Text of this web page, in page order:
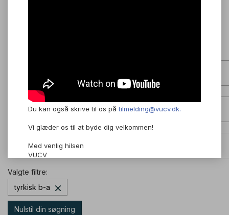
HF, AVU, FVU eller ordblindeundervisning?
Hvilke fag?
Valgte filtre:
tyrkisk b-a
Nulstil din søgning
Du kan også skrive til os påtilmelding@vucv.dk.
Vi glæder os til at byde dig velkommen!
Med venlig hilsen
VUCV